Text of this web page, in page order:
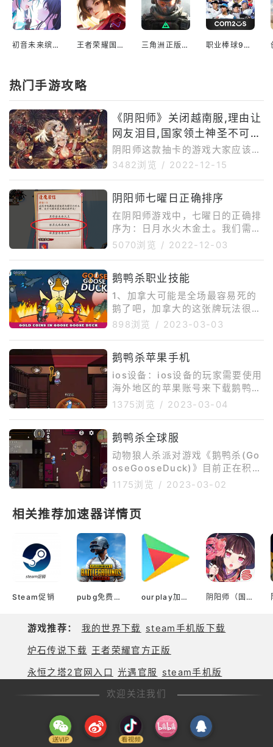
初音未来缤纷舞台中文版官服 王者荣耀国际版本 三角洲正版下载入口 职业棒球9官方最新版
热门手游攻略
《阴阳师》关闭越南服,理由让
网友泪目,国家领土神圣不可
侵...
阴阳师这款抽卡的游戏大家应该都
听说过。这款游戏于201年9月9日
度认为这款游戏会超越王者荣耀。
虽然事实证明王者荣耀更胜一筹。
但阴阳师也是发展得还可以。现在
的游戏是越做越大。许多游戏都在
海外建立了服务器。今天要和大家
的事。在2019年10月16日阴阳师
越南服突然停止了发行。为什么停
止发行呢？难道赚钱他不香吗？其
3482浏览 / 2022-12-15
阴阳师七曜日正确排序
在阴阳师游戏中，七曜日的正确排
序为：日月水火木金土。我们需要
了解到，这个每日逢魔中的一道逢
们日常生活中的顺口溜都是“金木
水火土”，而在答案中，有“金木水
火土”的都是错误的。如果我们还
记不住的话，那么可以返回到主页
的庭院里面去，点击左侧的地藏
像，在地藏像前面有使用七曜记日
的木牌。具体解析什么是七曜日？
所谓的七曜日，就是对一星期七天
的一种称呼
5070浏览 / 2022-12-03
鹅鸭杀职业技能
1、加拿大可能是全场最容易死的
鹅了吧，加拿大的这张牌玩法很简
单，就是开局告诉大家我是单走牌
被中立方杀掉。可千万不要被好人
带刀噶掉啊。请注意在不考虑鸭子
的情况下，如果是被地形杀。加拿
大并不会报警，如被滚死砸死、被
烧死、被淹死、被吊灯砸死等。所
杀的地方。如果在第一轮只死一人
的情况下，目前大家的共识是刀到
了加拿大，
898浏览 / 2023-03-03
鹅鸭杀苹果手机
ios设备：ios设备的玩家需要使用
海外地区的苹果账号来下载鹅鸭
杀，如果没有海外苹果账号的话可
号，之后直接搜索“GooseGoose
Duck”下载即可。不过由于goose
gooseduck鹅鸭杀的服务器问
题，在手机的弱网环境中，游玩g
oosegooseduck鹅鸭杀的时候会
大家使用加速器，加速器但支持手
1375浏览 / 2023-03-04
鹅鸭杀全球服
动物狼人杀派对游戏《鹅鸭杀(Go
oseGooseDuck)》目前正在积极
和国内发行商联系合作，计划推出
定，敬请期待！为了让大家可以抢
先体验到有趣的对局，找来了国际
服版本，可以先玩一玩试试哦，非
常魔性，外国友人也很配合，请各
位在游戏的过程中保持文明，小学
生异常活跃！游戏简介：鹅，鹅，
鸭子？鹅，鹅，鸭子？这是一个社
交推理游戏，你和你的伙伴们必须
1175浏览 / 2023-03-02
相关推荐加速器详情页
Steam促销 pubg免费加速器 ourplay加速器官网 阴阳师（国服）
游戏推荐： 我的世界下载 steam手机版下载
炉石传说下载 王者荣耀官方正版
永恒之塔2官网入口 光遇官服
steam手机版
欢迎关注我们